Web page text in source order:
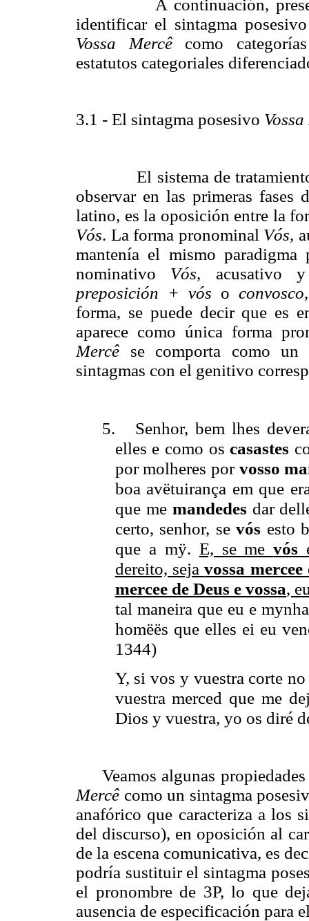
A continuación,
identificar el sintagma
Vossa Mercêcomo categorías
estatutos categoriales
3.1 - El sintagma posesivo
El sistema de
observar en las primeras fases
latino, es la oposición entre la
Vós. La forma pronominal Vós,
mantenía el mismo
nominativo Vós, acusativo
preposición + vós o convosco
forma, se puede decir que es
aparece como única forma
Mercê se comporta como un
sintagmas con el genitivo
5.
Senhor, bem lhes
elles e como oscasastes
por molheres por vosso
boa avëtuirança em que
que me mandedes dar
certo, senhor, sevós esto
que a mÿ. E, se mevós
dereito, sejavossa mercee
mercee de Deus e vossa,
tal maneira que eu e
homëës que elles ei eu
1344)
Y, si vos y vuestra corte
vuestra merced que me
Dios y vuestra, yo os diré
Veamos algunas
Mercê como un sintagma
anafórico que caracteriza a los
del discurso), en oposición al
de la escena comunicativa, es
podría sustituir el sintagma
el pronombre de 3P, lo que
ausencia de especificación para